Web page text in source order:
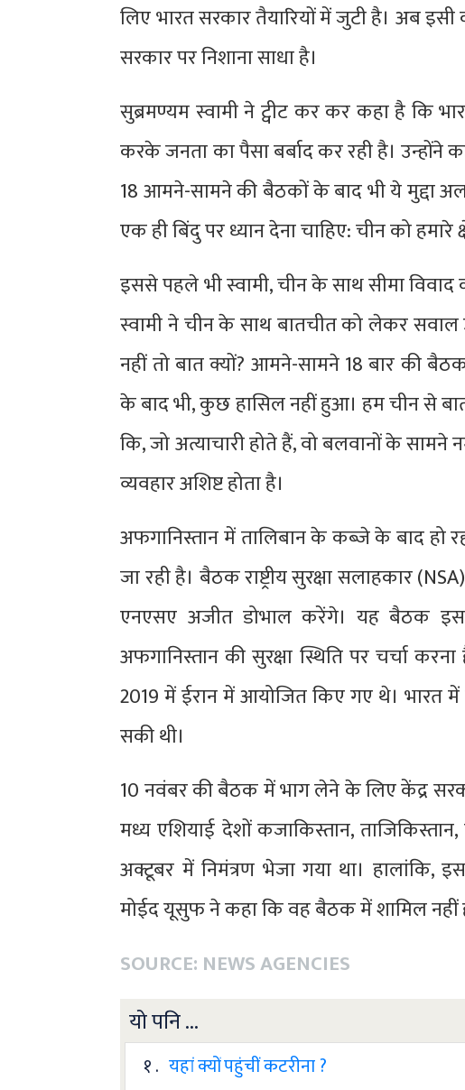
लिए भारत सरकार तैयारियों में जुटी है। अब
सरकार पर निशाना साधा है।
सुब्रमण्यम स्वामी ने ट्वीट कर कर कहा है कि
करके जनता का पैसा बर्बाद कर रही है। उन्होंने
18 आमने-सामने की बैठकों के बाद भी ये मुद्दा
एक ही बिंदु पर ध्यान देना चाहिए: चीन को हमारे
इससे पहले भी स्वामी, चीन के साथ सीमा
स्वामी ने चीन के साथ बातचीत को लेकर सवाल
नहीं तो बात क्यों? आमने-सामने 18 बार की
के बाद भी, कुछ हासिल नहीं हुआ। हम चीन से
कि, जो अत्याचारी होते हैं, वो बलवानों के
व्यवहार अशिष्ट होता है।
अफगानिस्तान में तालिबान के कब्जे के बाद हो
जा रही है। बैठक राष्ट्रीय सुरक्षा सलाहकार
एनएसए अजीत डोभाल करेंगे। यह बैठक इस
अफगानिस्तान की सुरक्षा स्थिति पर चर्चा
2019 में ईरान में आयोजित किए गए थे। भारत
सकी थी।
10 नवंबर की बैठक में भाग लेने के लिए केंद्र
मध्य एशियाई देशों कजाकिस्तान,
अक्टूबर में निमंत्रण भेजा गया था।
मोईद यूसुफ ने कहा कि वह बैठक में शामिल नहीं
SOURCE: NEWS AGENCIES
यो पनि ...
१ . यहां क्यों पहुंचीं कटरीना ?